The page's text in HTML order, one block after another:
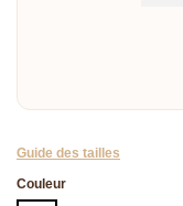
Guide des tailles
Couleur